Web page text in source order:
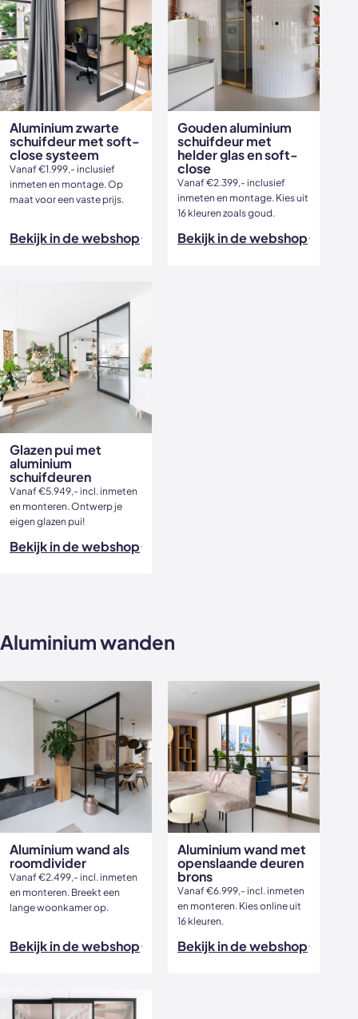
Aluminium zwarte
schuifdeur met soft-
close systeem
Vanaf €1.999,- inclusief
inmeten en montage. Op
maat voor een vaste prijs.
Bekijk in de webshop
Gouden aluminium
schuifdeur met
helder glas en soft-
close
Vanaf €2.399,- inclusief
inmeten en montage. Kies uit
16 kleuren zoals goud.
Bekijk in de webshop
Glazen pui met
aluminium
schuifdeuren
Vanaf €5.949,- incl. inmeten
en monteren. Ontwerp je
eigen glazen pui!
Bekijk in de webshop
Aluminium wanden
Aluminium wand als
roomdivider
Vanaf €2.499,- incl. inmeten
en monteren. Breekt een
lange woonkamer op.
Bekijk in de webshop
Aluminium wand met
openslaande deuren
brons
Vanaf €6.999,- incl. inmeten
en monteren. Kies online uit
16 kleuren.
Bekijk in de webshop